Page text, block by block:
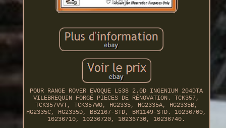
POUR RANGE ROVER EVOQUE L538 2.0D INGENIUM 204DTA
VILEBREQUIN FORGÉ PIECES DE RÉNOVATION. TCK357,
TCK357VVT, TCK357WO, HG2335, HG2335A, HG2335B,
HG2335C, HG2335D, BB2167-STD, BM1149-STD. 10236700,
10236710, 10236720, 10236730, 10236740.